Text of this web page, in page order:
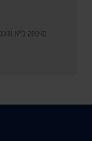
Nº3 28040